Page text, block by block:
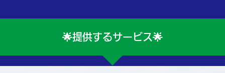
🌟提供するサービス🌟